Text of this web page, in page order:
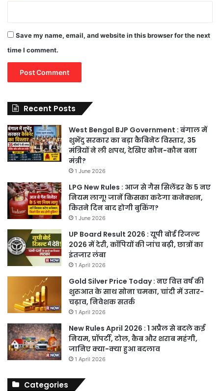
Save my name, email, and website in this browser for the next
time I comment.
Recent Posts
West Bengal BJP Government : बंगाल में
शुभेंदु सरकार का बड़ा कैबिनेट विस्तार, 35
मंत्रियों ने ली शपथ, देखिए कौन-कौन बना
मंत्री?
1 June 2026
LPG New Rules : आज से गैस सिलेंडर के 5 नए
नियम लागू! जानें किसका कटेगा कनेक्शन,
कितने दिन बाद होगी बुकिंग?
1 June 2026
UP Board Result 2026 : यूपी बोर्ड रिजल्ट
2026 में देरी, कॉपियों की जांच बढ़ी, छात्रों का
इंतजार लंबा
1 April 2026
Gold Silver Price Today : नए वित्त वर्ष की
शुरुआत के साथ सोना चमका, चांदी में उतार-
चढ़ाव, निवेशक सतर्क
1 April 2026
New Rules April 2026 : 1 अप्रैल से बदले कई
नियम, प्रॉपर्टी, टोल, कैब और शराब महंगी,
जानिए क्या-क्या हुआ बदलाव
1 April 2026
Categories